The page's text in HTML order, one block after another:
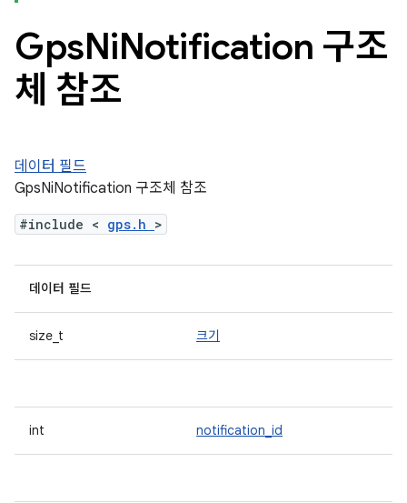
GpsNiNotification 구조
체 참조
데이터 필드
GpsNiNotification 구조체 참조
#include < gps.h >
데이터 필드
size_t 크기
int notification_id